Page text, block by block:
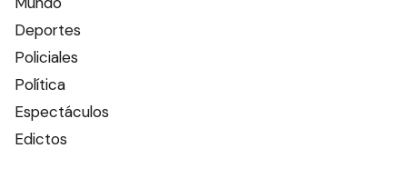
Deportes
Policiales
Política
Espectáculos
Edictos